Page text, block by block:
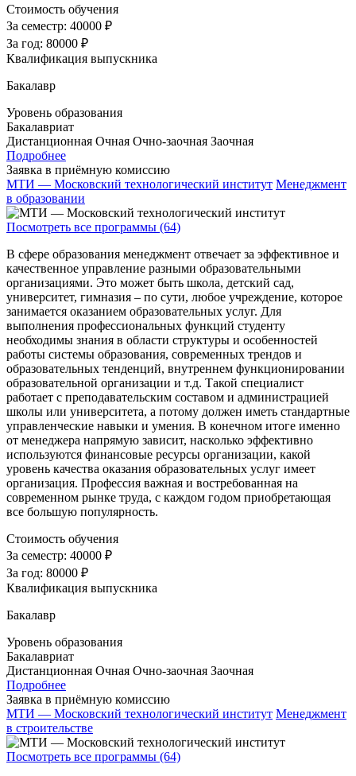
Стоимость обучения
За семестр: 40000 ₽
За год: 80000 ₽
Квалификация выпускника
Бакалавр
Уровень образования
Бакалавриат
Дистанционная Очная Очно-заочная Заочная
Подробнее
Заявка в приёмную комиссию
МТИ — Московский технологический институт Менеджмент
в образовании
Посмотреть все программы (64)
В сфере образования менеджмент отвечает за эффективное и
качественное управление разными образовательными
организациями. Это может быть школа, детский сад,
университет, гимназия – по сути, любое учреждение, которое
занимается оказанием образовательных услуг. Для
выполнения профессиональных функций студенту
необходимы знания в области структуры и особенностей
работы системы образования, современных трендов и
образовательных тенденций, внутреннем функционировании
образовательной организации и т.д. Такой специалист
работает с преподавательским составом и администрацией
школы или университета, а потому должен иметь стандартные
управленческие навыки и умения. В конечном итоге именно
от менеджера напрямую зависит, насколько эффективно
используются финансовые ресурсы организации, какой
уровень качества оказания образовательных услуг имеет
организация. Профессия важная и востребованная на
современном рынке труда, с каждом годом приобретающая
все большую популярность.
Стоимость обучения
За семестр: 40000 ₽
За год: 80000 ₽
Квалификация выпускника
Бакалавр
Уровень образования
Бакалавриат
Дистанционная Очная Очно-заочная Заочная
Подробнее
Заявка в приёмную комиссию
МТИ — Московский технологический институт Менеджмент
в строительстве
Посмотреть все программы (64)